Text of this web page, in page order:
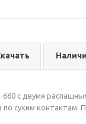
660 с двумя
сухим